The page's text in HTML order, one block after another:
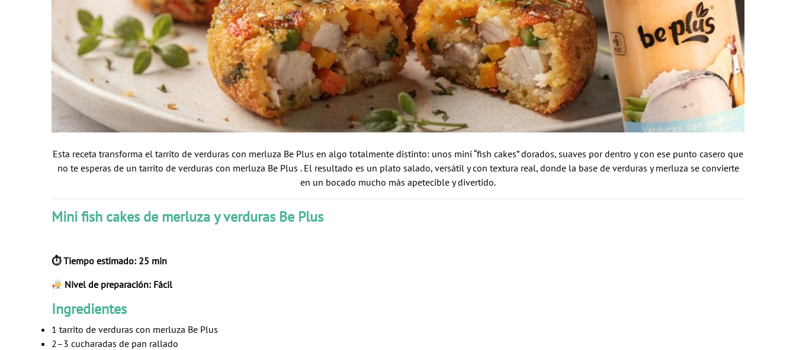
Esta receta transforma el tarrito de verduras con merluza Be Plus en algo totalmente distinto: unos mini “fish cakes” dorados, suaves por dentro y con ese punto casero que
no te esperas de un tarrito de verduras con merluza Be Plus . El resultado es un plato salado, versátil y con textura real, donde la base de verduras y merluza se convierte
en un bocado mucho más apetecible y divertido.
Mini fish cakes de merluza y verduras Be Plus
⏱ Tiempo estimado: 25 min
Nivel de preparación: Fácil
Ingredientes
1 tarrito de verduras con merluza Be Plus
2–3 cucharadas de pan rallado